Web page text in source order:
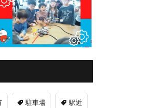
駐車場 駅近